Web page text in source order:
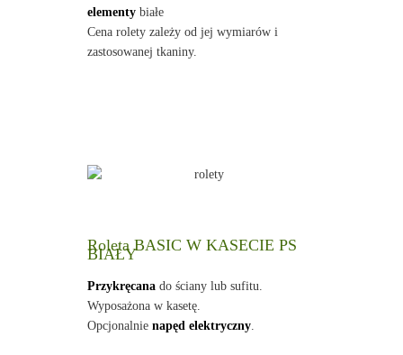
elementybiałe
Cena rolety zależy od jej wymiarów i
zastosowanej tkaniny.
Roleta BASIC W KASECIE PS
BIAŁY
Przykręcanado ściany lub sufitu.
Wyposażona w kasetę.
Opcjonalnie napęd elektryczny.